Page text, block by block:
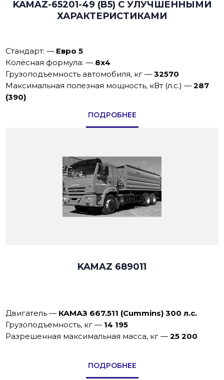
KAMAZ-65201-49 (B5) С УЛУЧШЕННЫМИ
ХАРАКТЕРИСТИКАМИ
Стандарт: — Евро 5
Колёсная формула: — 8х4
Грузоподъемность автомобиля, кг —32570
Максимальная полезная мощность, кВт (л.с.) —287
(390)
ПОДРОБНЕЕ
KAMAZ 689011
Двигатель — КАМАЗ 667.511 (Cummins) 300 л.с.
Грузоподъемность, кг — 14 195
Разрешенная максимальная масса, кг —25 200
ПОДРОБНЕЕ